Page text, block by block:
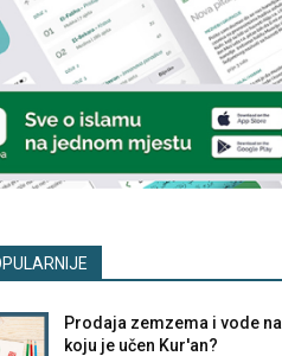
Prodaja zemzema i vode na
koju je učen Kur'an?